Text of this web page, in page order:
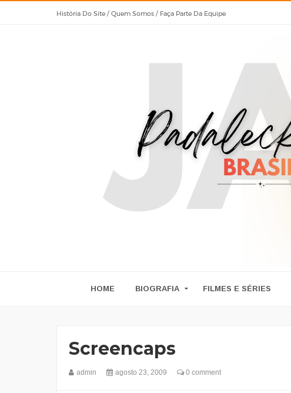
História Do Site / Quem Somos / Faça Parte Da Equipe
HOME BIOGRAFIA FILMES E SÉRIES
Screencaps
admin agosto 23, 2009 0 comment